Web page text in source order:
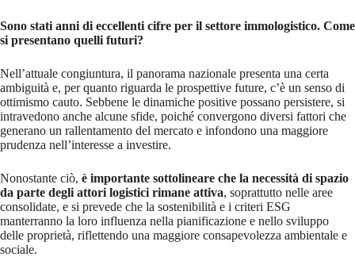
Sono stati anni di eccellenti cifre per il settore immologistico. Come
si presentano quelli futuri?
Nell’attuale congiuntura, il panorama nazionale presenta una certa
ambiguità e, per quanto riguarda le prospettive future, c’è un senso di
ottimismo cauto. Sebbene le dinamiche positive possano persistere, si
intravedono anche alcune sfide, poiché convergono diversi fattori che
generano un rallentamento del mercato e infondono una maggiore
prudenza nell’interesse a investire.
Nonostante ciò, è importante sottolineare che la necessità di spazio
da parte degli attori logistici rimane attiva, soprattutto nelle aree
consolidate, e si prevede che la sostenibilità e i criteri ESG
manterranno la loro influenza nella pianificazione e nello sviluppo
delle proprietà, riflettendo una maggiore consapevolezza ambientale e
sociale.